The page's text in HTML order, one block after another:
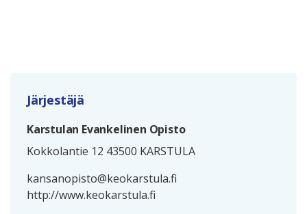
Järjestäjä
Karstulan Evankelinen Opisto
Kokkolantie 12 43500 KARSTULA
kansanopisto@keokarstula.fi
http://www.keokarstula.fi